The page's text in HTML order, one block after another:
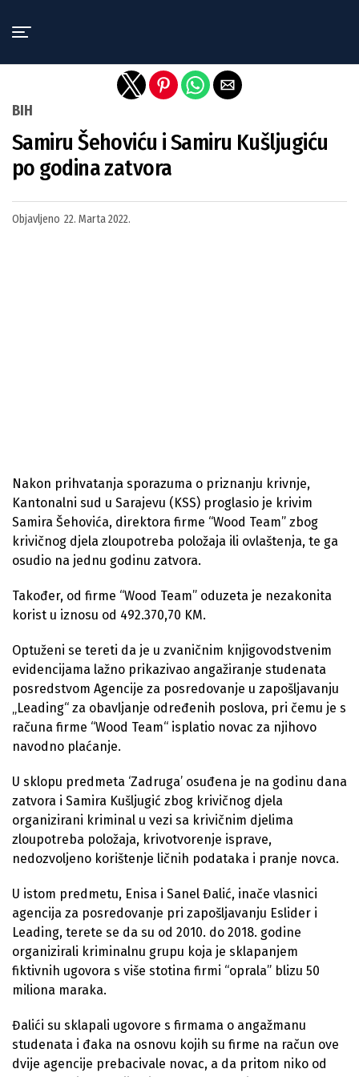
BIH
Samiru Šehoviću i Samiru Kušljugiću
po godina zatvora
Objavljeno 22. Marta 2022.
Nakon prihvatanja sporazuma o priznanju krivnje,
Kantonalni sud u Sarajevu (KSS) proglasio je krivim
Samira Šehovića, direktora firme “Wood Team” zbog
krivičnog djela zloupotreba položaja ili ovlaštenja, te ga
osudio na jednu godinu zatvora.
Također, od firme “Wood Team” oduzeta je nezakonita
korist u iznosu od 492.370,70 KM.
Optuženi se tereti da je u zvaničnim knjigovodstvenim
evidencijama lažno prikazivao angažiranje studenata
posredstvom Agencije za posredovanje u zapošljavanju
„Leading“ za obavljanje određenih poslova, pri čemu je s
računa firme “Wood Team“ isplatio novac za njihovo
navodno plaćanje.
U sklopu predmeta ‘Zadruga’ osuđena je na godinu dana
zatvora i Samira Kušljugić zbog krivičnog djela
organizirani kriminal u vezi sa krivičnim djelima
zloupotreba položaja, krivotvorenje isprave,
nedozvoljeno korištenje ličnih podataka i pranje novca.
U istom predmetu, Enisa i Sanel Đalić, inače vlasnici
agencija za posredovanje pri zapošljavanju Eslider i
Leading, terete se da su od 2010. do 2018. godine
organizirali kriminalnu grupu koja je sklapanjem
fiktivnih ugovora s više stotina firmi “oprala” blizu 50
miliona maraka.
Đalići su sklapali ugovore s firmama o angažmanu
studenata i đaka na osnovu kojih su firme na račun ove
dvije agencije prebacivale novac, a da pritom niko od